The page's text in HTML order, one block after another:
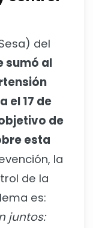
del
sumó al
el 17 de
de
esta
la
de la
es:
juntos: